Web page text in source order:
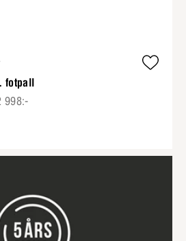
fotpall
998:-